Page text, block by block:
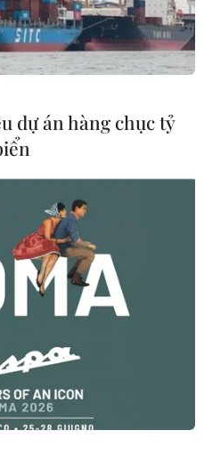
niêm yết tại sàn
hành tới 845,7 triệu cổ
khoảng 5 tỷ USD dựa trên
nhất của tập đoàn tại sàn
dự án hàng chục tỷ